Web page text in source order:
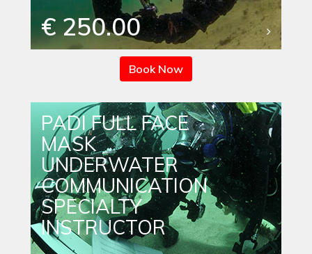
€ 250.00
Book Now
PADI FULL FACE
MASK
UNDERWATER
COMMUNICATION
SPECIALTY
INSTRUCTOR